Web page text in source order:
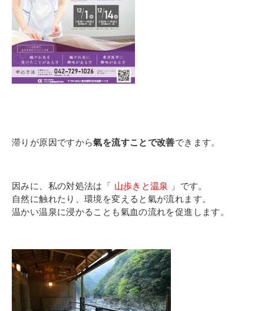
滞りが原因ですから氣を流すことで改善できます。
因みに、私の対処法は「 山歩きと温泉
」です。
自然に触れたり、環境を変えると氣が流れます。
温かい温泉に浸かることも氣血の流れを促進します。